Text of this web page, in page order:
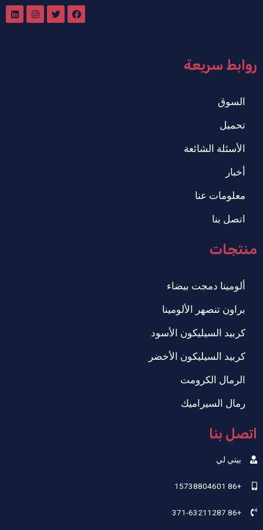
روابط سريعة
السوق
تحميل
الأسئلة الشائعة
أخبار
معلومات عنا
اتصل بنا
منتجات
ألومينا دمجت بيضاء
براون تنصهر الألومينا
كربيد السيليكون الأسود
كربيد السيليكون الأخضر
الرمال الكرومت
رمال السيراميك
اتصل بنا
بيتي لي
+86 15738804601
+86 371-63211287